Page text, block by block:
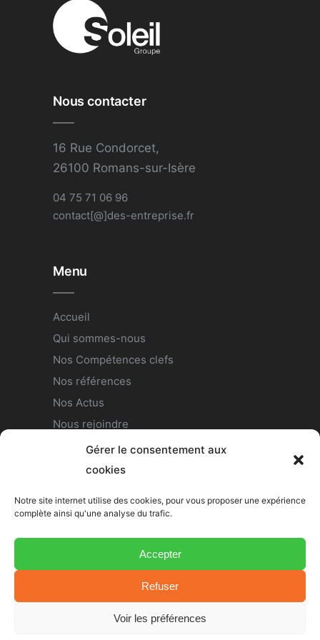
Gérer le consentement aux
cookies
Notre site internet utilise des cookies, pour vous proposer une expérience
complète ainsi qu'une analyse du trafic.
Accepter
Refuser
Voir les préférences
Nous contacter
16 Rue Condorcet,
26100 Romans-sur-Isère
04 75 71 06 96
contact[@]des-entreprise.fr
Menu
Accueil
Qui sommes-nous
Nos Compétences clefs
Nos références
Nos Actus
Nous rejoindre
Contact
Politique de confidentialité
Nous suivre